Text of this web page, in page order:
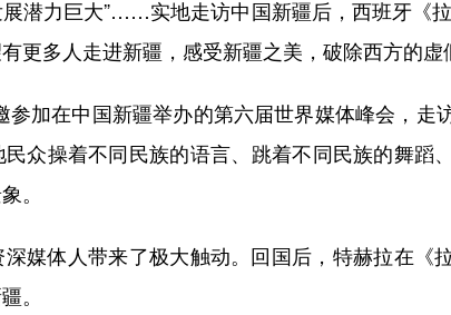
潜力巨大”……实地走访中国新疆后，西班牙《拉
更多人走进新疆，感受新疆之美，破除西方的虚
在中国新疆举办的第六届世界媒体峰会，走访
众操着不同民族的语言、跳着不同民族的舞蹈
。
体人带来了极大触动。回国后，特赫拉在《拉
。